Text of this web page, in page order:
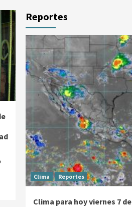
Reportes
Clima Reportes
Clima para hoy viernes 7